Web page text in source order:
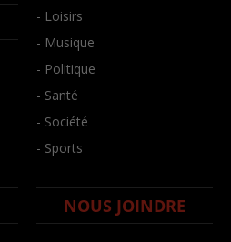
- Loisirs
- Musique
- Politique
- Santé
- Société
- Sports
NOUS JOINDRE